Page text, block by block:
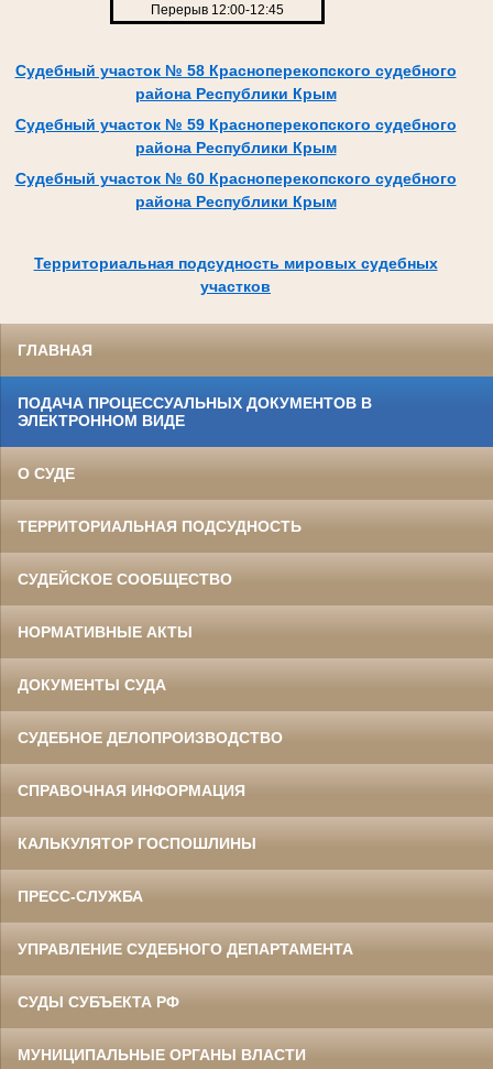
Перерыв 12:00-12:45
Судебный участок № 58 Красноперекопского судебного
района Республики Крым
Судебный участок № 59 Красноперекопского судебного
района Республики Крым
Судебный участок № 60 Красноперекопского судебного
района Республики Крым
Территориальная подсудность мировых судебных
участков
ГЛАВНАЯ
ПОДАЧА ПРОЦЕССУАЛЬНЫХ ДОКУМЕНТОВ В
ЭЛЕКТРОННОМ ВИДЕ
О СУДЕ
ТЕРРИТОРИАЛЬНАЯ ПОДСУДНОСТЬ
СУДЕЙСКОЕ СООБЩЕСТВО
НОРМАТИВНЫЕ АКТЫ
ДОКУМЕНТЫ СУДА
СУДЕБНОЕ ДЕЛОПРОИЗВОДСТВО
СПРАВОЧНАЯ ИНФОРМАЦИЯ
КАЛЬКУЛЯТОР ГОСПОШЛИНЫ
ПРЕСС-СЛУЖБА
УПРАВЛЕНИЕ СУДЕБНОГО ДЕПАРТАМЕНТА
СУДЫ СУБЪЕКТА РФ
МУНИЦИПАЛЬНЫЕ ОРГАНЫ ВЛАСТИ